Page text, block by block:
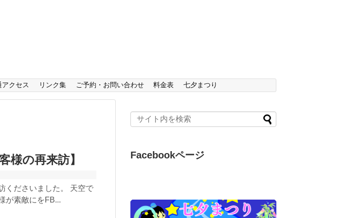
アクセス リンク集 ご予約・お問い合わせ 料金表 七夕まつり
様の再来訪】
くださいました。 天空で
が素敵にをFB...
Facebookページ